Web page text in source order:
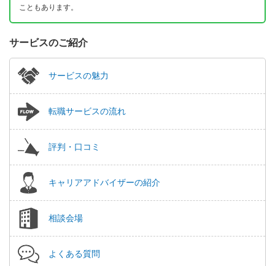
こともあります。
サービスのご紹介
サービスの魅力
転職サービスの流れ
評判・口コミ
キャリアアドバイザーの紹介
相談会場
よくある質問